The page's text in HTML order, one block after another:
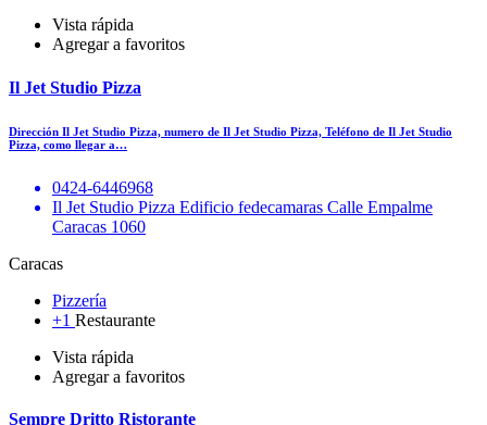
Vista rápida
Agregar a favoritos
Il Jet Studio Pizza
Dirección Il Jet Studio Pizza, numero de Il Jet Studio Pizza, Teléfono de Il Jet Studio
Pizza, como llegar a…
0424-6446968
Il Jet Studio Pizza Edificio fedecamaras Calle Empalme
Caracas 1060
Caracas
Pizzería
+1 Restaurante
Vista rápida
Agregar a favoritos
Sempre Dritto Ristorante